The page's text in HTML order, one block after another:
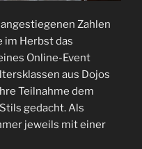
Zahlen
im Herbst das
Online-Event
aus Dojos
Teilnahme dem
gedacht. Als
jeweils mit einer